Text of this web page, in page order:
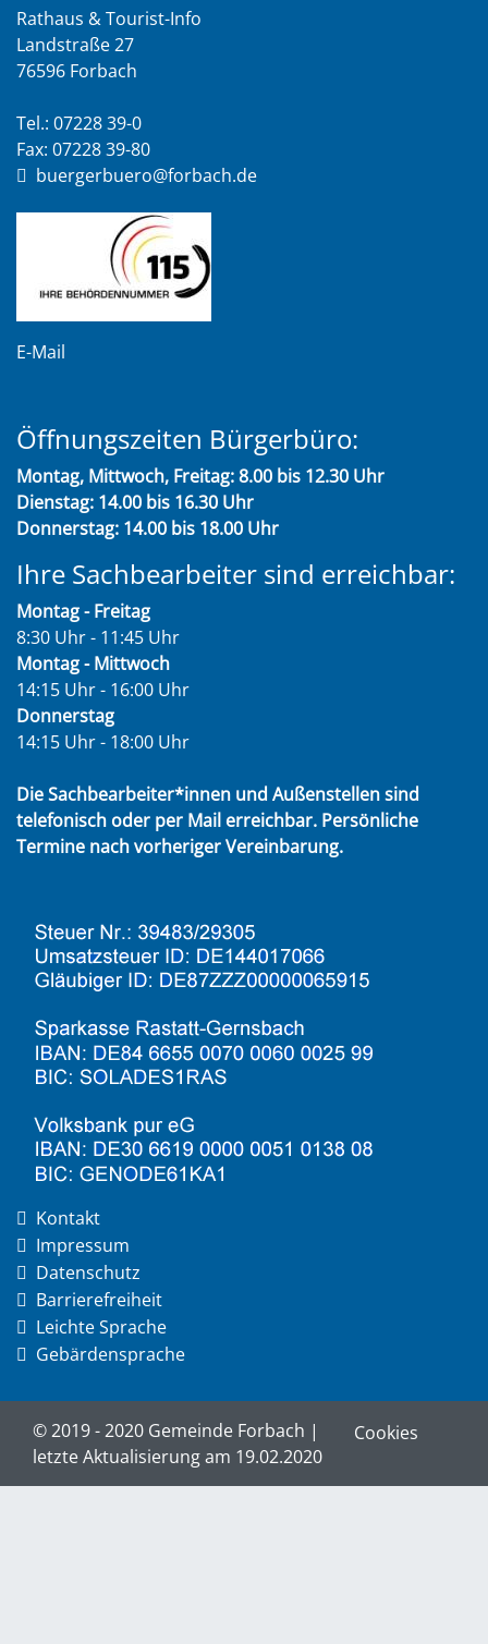
Rathaus & Tourist-Info
Landstraße 27
76596 Forbach
Tel.: 07228 39-0
Fax: 07228 39-80
buergerbuero@forbach.de
E-Mail
Öffnungszeiten Bürgerbüro:
Montag, Mittwoch, Freitag: 8.00 bis 12.30 Uhr
Dienstag: 14.00 bis 16.30 Uhr
Donnerstag: 14.00 bis 18.00 Uhr
Ihre Sachbearbeiter sind erreichbar:
Montag - Freitag
8:30 Uhr - 11:45 Uhr
Montag - Mittwoch
14:15 Uhr - 16:00 Uhr
Donnerstag
14:15 Uhr - 18:00 Uhr
Die Sachbearbeiter*innen und Außenstellen sind
telefonisch oder per Mail erreichbar. Persönliche
Termine nach vorheriger Vereinbarung.
Kontakt
Impressum
Datenschutz
Barrierefreiheit
Leichte Sprache
Gebärdensprache
© 2019 - 2020 Gemeinde Forbach |
letzte Aktualisierung am 19.02.2020
Cookies